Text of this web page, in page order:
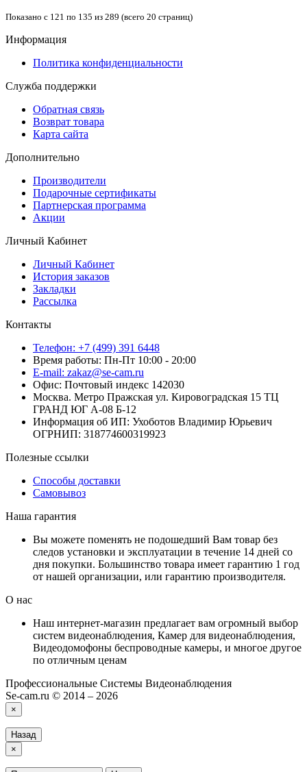
Показано с 121 по 135 из 289 (всего 20 страниц)
Информация
Политика конфиденциальности
Служба поддержки
Обратная связь
Возврат товара
Карта сайта
Дополнительно
Производители
Подарочные сертификаты
Партнерская программа
Акции
Личный Кабинет
Личный Кабинет
История заказов
Закладки
Рассылка
Контакты
Телефон: +7 (499) 391 6448
Время работы: Пн-Пт 10:00 - 20:00
E-mail: zakaz@se-cam.ru
Офис: Почтовый индекс 142030
Москва. Метро Пражская ул. Кировоградская 15 ТЦ
ГРАНД ЮГ А-08 Б-12
Информация об ИП: Ухоботов Владимир Юрьевич
ОГРНИП: 318774600319923
Полезные ссылки
Способы доставки
Самовывоз
Наша гарантия
Вы можете поменять не подошедший Вам товар без
следов установки и эксплуатации в течение 14 дней со
дня покупки. Большинство товара имеет гарантию 1 год
от нашей организации, или гарантию производителя.
О нас
Наш интернет-магазин предлагает вам огромный выбор
систем видеонаблюдения, Камер для видеонаблюдения,
Видеодомофоны беспроводные камеры, и многое другое
по отличным ценам
Профессиональные Системы Видеонаблюдения
Se-cam.ru © 2014 – 2026
×
Назад
×